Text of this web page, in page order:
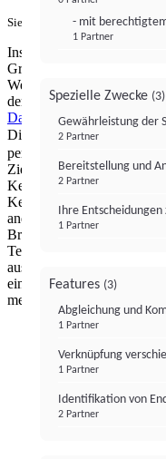
Sie haben ein PUR-Abo?Hier
Institutional Money mit
Gründen die Möglichkeit,
Werbeplatz zur Verfügung
der Verantwortung von uns
Datenschutzerklärung
Dienste nutzen wir
personalisierte Werbung,
Zielgruppenforschung.
Kennungen (z. B. login-
Kennungen,
anderen Informationen (z.
Browserinformationen,
Technologien usw.) auf
ausgelesen werden, um es
eine App oder einer
mehrere der hier
- mit
1 Partner
Spezielle Zwecke (3)
Gewährleistung der
2 Partner
Bereitstellung und
2 Partner
Ihre
1 Partner
Features (3)
Abgleichung und
1 Partner
Verknüpfung
1 Partner
Identifikation von
2 Partner
Institutional Money